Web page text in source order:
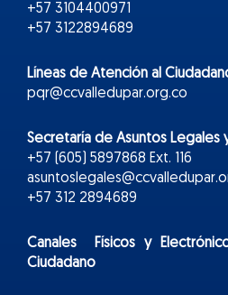
+57 3104400971
+57 3122894689
Líneas de Atención al
pqr@ccvalledupar.org.co
Secretaría de Asuntos Legales
+57 (605) 5897868 Ext. 116
+57 312 2894689
Canales Físicos yElectr
Ciudadano